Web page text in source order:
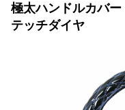
極太ハンドルカバー
テッチダイヤ